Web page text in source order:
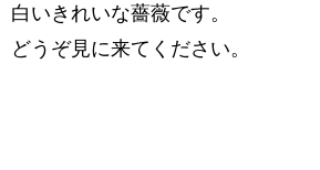
白いきれいな薔薇です。
どうぞ見に来てください。